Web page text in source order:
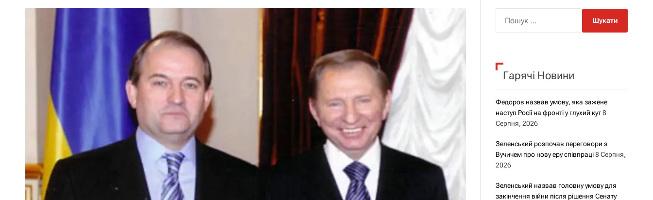
р
о
у
к
Гарячі Новини
Федоров назвав умову, яка зажене
наступ Росії на фронті у глухий кут 8
Серпня, 2026
Зеленський розпочав переговори з
Вучичем про нову еру співпраці 8 Серпня,
2026
Зеленський назвав головну умову для
закінчення війни після рішення Сенату